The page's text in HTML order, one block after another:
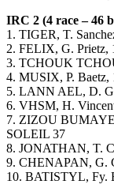
IRC 2 (4 race – 46
1. TIGER, T.
2. FELIX, G. Prietz,
3. TCHOUK
4. MUSIX, P.
5. LANN AEL, D.
6. VHSM, H.
7. ZIZOU
SOLEIL 37
8. JONATHAN, T.
9. CHENAPAN, G.
10. BATISTYL, Fy.